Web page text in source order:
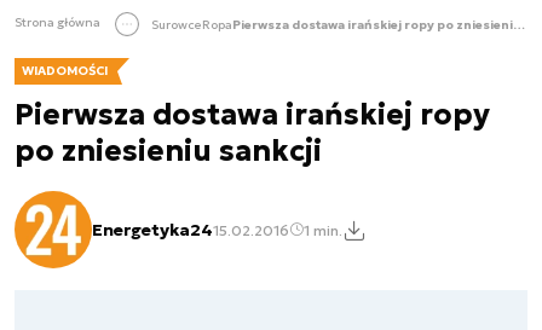
Strona główna SurowceRopa Pierwsza dostawa irańskiej ropy po zniesieniu sankcji
WIADOMOŚCI
Pierwsza dostawa irańskiej ropy
po zniesieniu sankcji
Energetyka2415.02.2016 1 min.